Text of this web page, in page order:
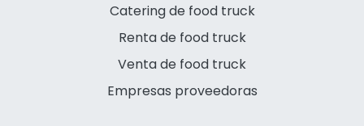
Catering de food truck
Renta de food truck
Venta de food truck
Empresas proveedoras